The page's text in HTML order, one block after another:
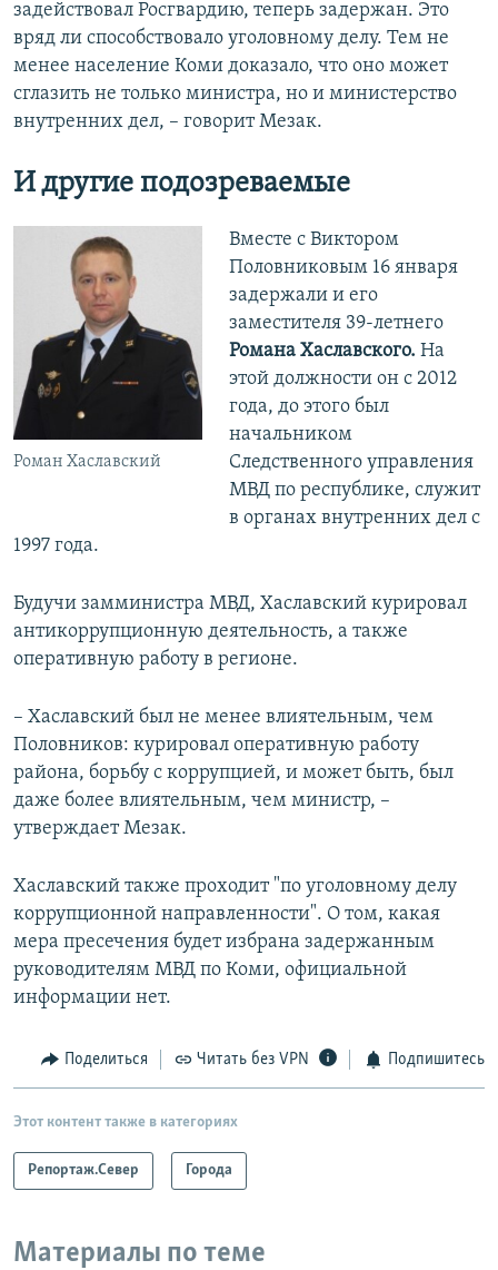
задействовал Росгвардию, теперь задержан. Это
вряд ли способствовало уголовному делу. Тем не
менее население Коми доказало, что оно может
сглазить не только министра, но и министерство
внутренних дел, – говорит Мезак.
И другие подозреваемые
Роман Хаславский
Вместе с Виктором
Половниковым 16 января
задержали и его
заместителя 39-летнего
Романа Хаславского. На
этой должности он с 2012
года, до этого был
начальником
Следственного управления
МВД по республике, служит
в органах внутренних дел с
1997 года.
Будучи замминистра МВД, Хаславский курировал
антикоррупционную деятельность, а также
оперативную работу в регионе.
– Хаславский был не менее влиятельным, чем
Половников: курировал оперативную работу
района, борьбу с коррупцией, и может быть, был
даже более влиятельным, чем министр, –
утверждает Мезак.
Хаславский также проходит "по уголовному делу
коррупционной направленности". О том, какая
мера пресечения будет избрана задержанным
руководителям МВД по Коми, официальной
информации нет.
Поделиться Читать без VPN Подпишитесь
Этот контент также в категориях
Репортаж.Север Города
Материалы по теме